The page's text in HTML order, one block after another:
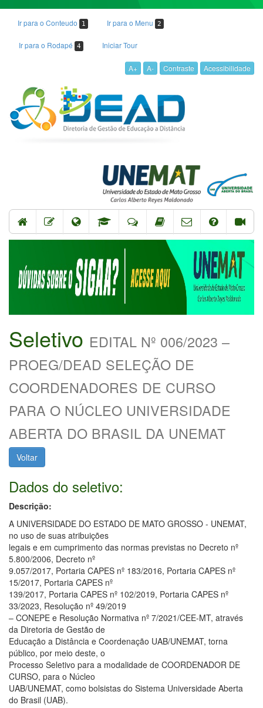
Ir para o Conteudo 1 Ir para o Menu 2
Ir para o Rodapé 4 Iniciar Tour
A+ A- Contraste Acessibilidade
Seletivo EDITAL Nº 006/2023 –
PROEG/DEAD SELEÇÃO DE
COORDENADORES DE CURSO
PARA O NÚCLEO UNIVERSIDADE
ABERTA DO BRASIL DA UNEMAT
Voltar
Dados do seletivo:
Descrição:
A UNIVERSIDADE DO ESTADO DE MATO GROSSO - UNEMAT,
no uso de suas atribuições
legais e em cumprimento das normas previstas no Decreto nº
5.800/2006, Decreto nº
9.057/2017, Portaria CAPES nº 183/2016, Portaria CAPES nº
15/2017, Portaria CAPES nº
139/2017, Portaria CAPES nº 102/2019, Portaria CAPES nº
33/2023, Resolução nº 49/2019
– CONEPE e Resolução Normativa nº 7/2021/CEE-MT, através
da Diretoria de Gestão de
Educação a Distância e Coordenação UAB/UNEMAT, torna
público, por meio deste, o
Processo Seletivo para a modalidade de COORDENADOR DE
CURSO, para o Núcleo
UAB/UNEMAT, como bolsistas do Sistema Universidade Aberta
do Brasil (UAB).